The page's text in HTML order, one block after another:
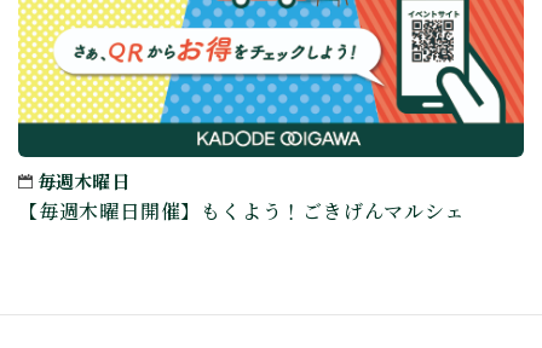
毎週木曜日
【毎週木曜日開催】もくよう！ごきげんマルシェ